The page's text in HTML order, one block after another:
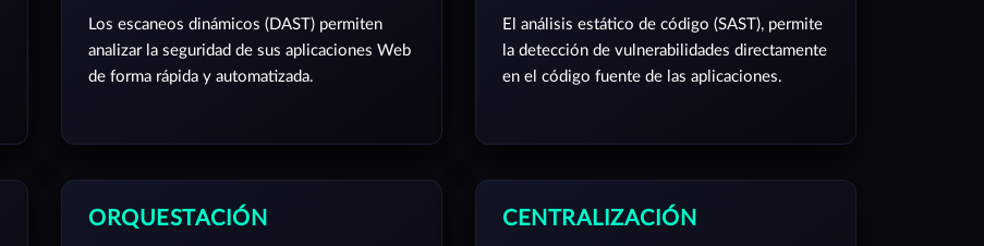
Los escaneos dinámicos (DAST) permiten
analizar la seguridad de sus aplicaciones Web
de forma rápida y automatizada.
El análisis estático de código (SAST), permite
la detección de vulnerabilidades directamente
en el código fuente de las aplicaciones.
ORQUESTACIÓN CENTRALIZACIÓN